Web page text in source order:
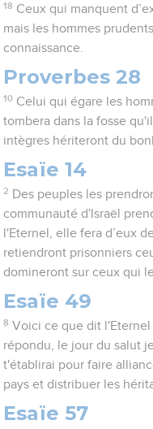
18 Ceux qui manquent
mais les hommes
connaissance.
Proverbes 28
10 Celui qui égare les
tombera dans la fosse
intègres hériteront du
Esaïe 14
2 Des peuples les
communauté d'Israël
l'Eternel, elle fera d’eux
retiendront prisonniers
domineront sur ceux qui
Esaïe 49
8 Voici ce que dit
répondu, le jour du salut
t'établirai pour faire
pays et distribuer les
Esaïe 57